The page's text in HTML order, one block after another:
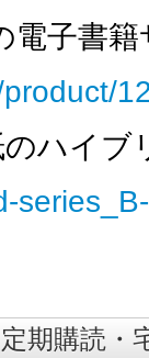
子書籍
ハイブ
期購読・